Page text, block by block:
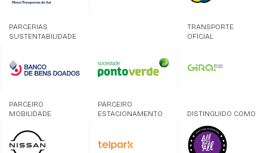
PARCERIAS
SUSTENTABILIDADE
TRANSPORTE
OFICIAL
PARCEIRO
MOBILIDADE
PARCEIRO
ESTACIONAMENTO
DISTINGUIDO COMO